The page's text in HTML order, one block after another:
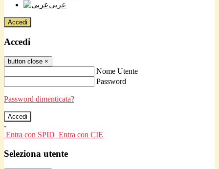
عربى
Accedi
Accedi
button close ×
Nome Utente
Password
Password dimenticata?
-
Entra con SPID Entra con CIE
Seleziona utente